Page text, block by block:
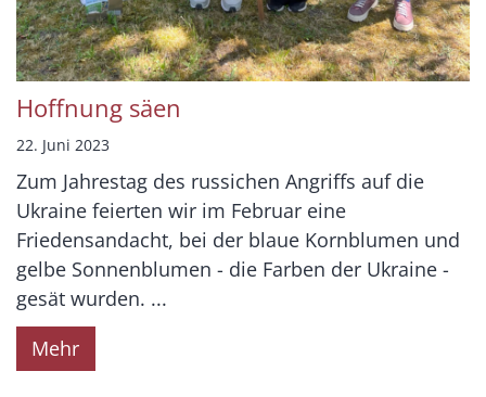
Hoffnung säen
22. Juni 2023
Zum Jahrestag des russichen Angriffs auf die
Ukraine feierten wir im Februar eine
Friedensandacht, bei der blaue Kornblumen und
gelbe Sonnenblumen - die Farben der Ukraine -
gesät wurden. ...
Mehr